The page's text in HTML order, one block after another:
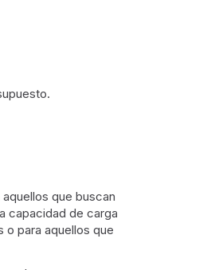
que buscan
capacidad de carga
o para aquellos que